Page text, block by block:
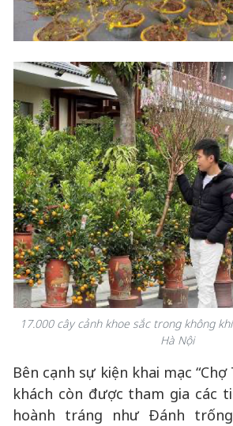
17.000 cây cảnh khoe sắc trong không
Hà Nội
Bên cạnh sự kiện khai mạc “Chợ
khách còn được tham gia các
hoành tráng như Đánh